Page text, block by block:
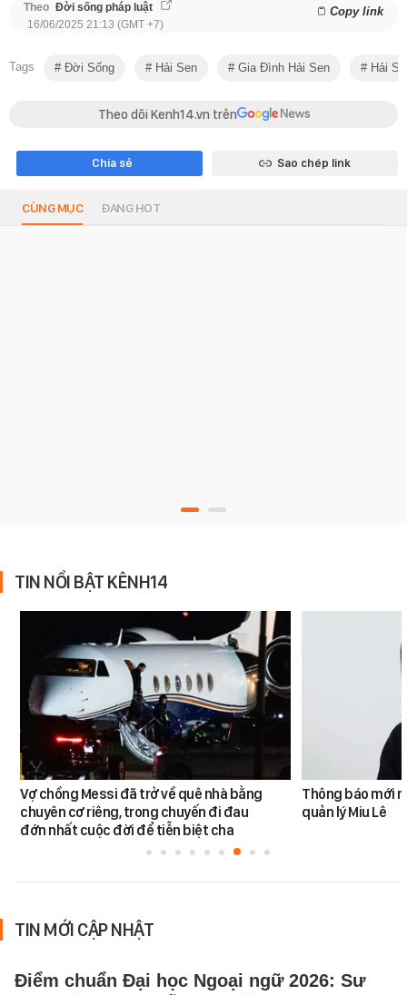
Theo Đời sống pháp luật Copy link
16/06/2025 21:13 (GMT +7)
Tags Đời Sống Hải Sen Gia Đình Hải Sen Hải
Theo dõi Kenh14.vn trên
Chia sẻ Sao chép link
CÙNG MỤC ĐANG HOT
TIN NỔI BẬT KÊNH14
Vợ chồng Messi đã trở về quê nhà bằng
chuyên cơ riêng, trong chuyến đi đau
đớn nhất cuộc đời để tiễn biệt cha
Thông báo mới
quản lý Miu Lê
TIN MỚI CẬP NHẬT
Điểm chuẩn Đại học Ngoại ngữ 2026: Sư